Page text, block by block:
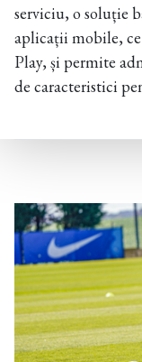
serviciu, o soluție
aplicații mobile,
Play, și permite
de caracteristici